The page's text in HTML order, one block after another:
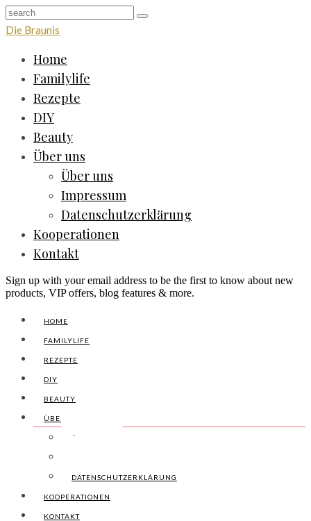
Die Braunis
Home
Familylife
Rezepte
DIY
Beauty
Über uns
Über uns
Impressum
Datenschutzerklärung
Kooperationen
Kontakt
Sign up with your email address to be the first to know about new
products, VIP offers, blog features & more.
HOME
FAMILYLIFE
REZEPTE
DIY
BEAUTY
ÜBER UNS
ÜBER UNS
DATENSCHUTZERKLÄRUNG
KOOPERATIONEN
KONTAKT